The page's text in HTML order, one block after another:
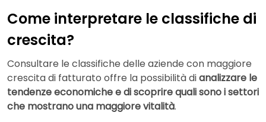
Come interpretare le classifiche di
crescita?
Consultare le classifiche delle aziende con maggiore
crescita di fatturato offre la possibilità dianalizzare le
tendenze economiche e di scoprire quali sono i settori
che mostrano una maggiore vitalità.